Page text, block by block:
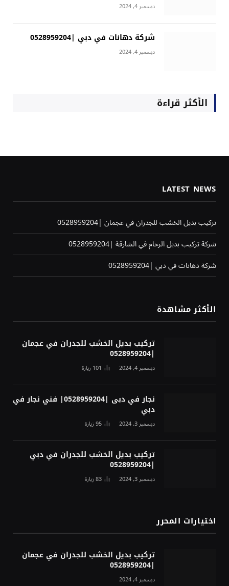
ديسمبر 4, 2024
شركة دهانات في دبي |0528959204
ديسمبر 4, 2024
الأكثر قراءة
LATEST NEWS
تركيب بديل الخشب للجدران في عجمان |0528959204
شركة تركيب بديل الرخام في الشارقة |0528959204
شركة دهانات في دبي |0528959204
الأكثر مشاهدة
تركيب بديل الخشب للجدران في عجمان
|0528959204
ديسمبر 4, 2024 101زيارة
نجار في دبى |0528959204| فني نجار في
دبي
ديسمبر 3, 2024 95زيارة
تركيب بديل الخشب للجدران في دبي
|0528959204
ديسمبر 3, 2024 83زيارة
اختيارات المحرر
تركيب بديل الخشب للجدران في عجمان
|0528959204
ديسمبر 4, 2024